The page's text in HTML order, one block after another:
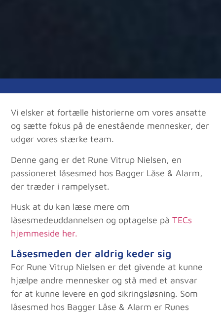
Vi elsker at fortælle historierne om vores ansatte
og sætte fokus på de enestående mennesker, der
udgør vores stærke team.
Denne gang er det Rune Vitrup Nielsen, en
passioneret låsesmed hos Bagger Låse & Alarm,
der træder i rampelyset.
Husk at du kan læse mere om
låsesmedeuddannelsen og optagelse påTECs
hjemmeside her.
Låsesmeden der aldrig keder sig
For Rune Vitrup Nielsen er det givende at kunne
hjælpe andre mennesker og stå med et ansvar
for at kunne levere en god sikringsløsning. Som
låsesmed hos Bagger Låse & Alarm er Runes